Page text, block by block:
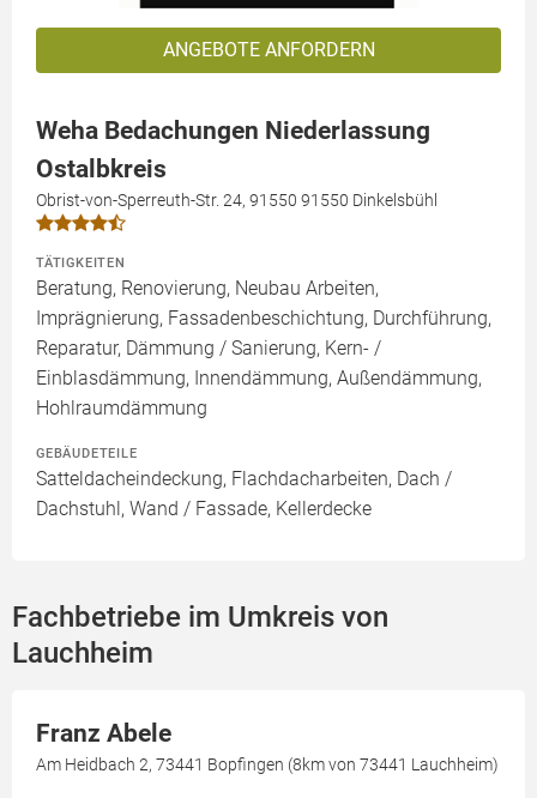
ANGEBOTE ANFORDERN
Weha Bedachungen Niederlassung
Ostalbkreis
Obrist-von-Sperreuth-Str. 24, 91550 91550 Dinkelsbühl
TÄTIGKEITEN
Beratung, Renovierung, Neubau Arbeiten,
Imprägnierung, Fassadenbeschichtung, Durchführung,
Reparatur, Dämmung / Sanierung, Kern- /
Einblasdämmung, Innendämmung, Außendämmung,
Hohlraumdämmung
GEBÄUDETEILE
Satteldacheindeckung, Flachdacharbeiten, Dach /
Dachstuhl, Wand / Fassade, Kellerdecke
Fachbetriebe im Umkreis von
Lauchheim
Franz Abele
Am Heidbach 2, 73441 Bopfingen (8km von 73441 Lauchheim)